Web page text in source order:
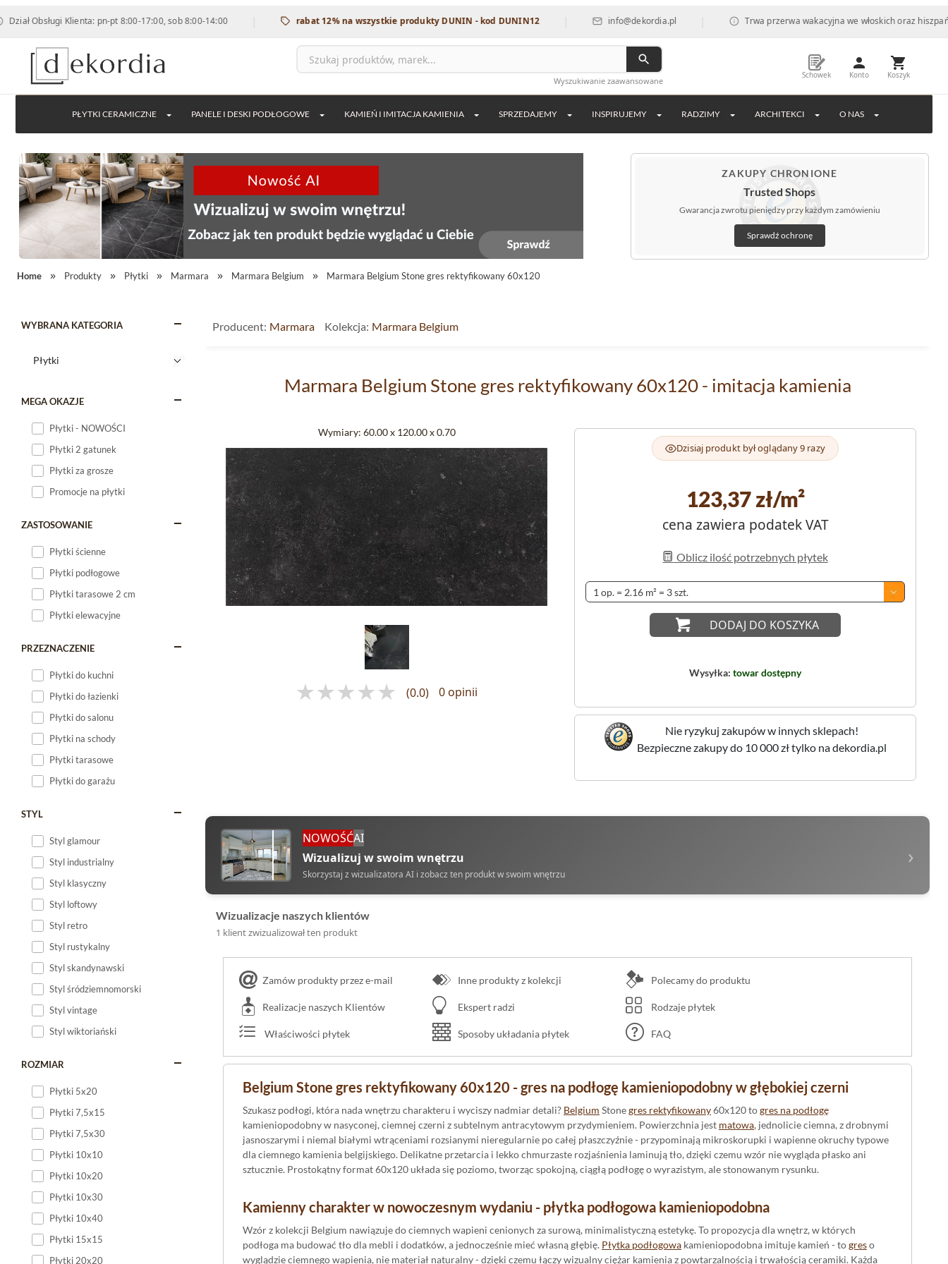
Klienta: pn-pt 8:00-17:00, sob 8:00-14:00 | rabat 12% na wszystkie produkty DUNIN - kod DUNIN12 | info@dekordia.pl | Trwa przerwa wakacyjna we włoskich oraz hiszpańskich
Wyszukiwanie zaawansowane
Schowek Konto Koszyk
PŁYTKI CERAMICZNE PANELE I DESKI PODŁOGOWE KAMIEŃ I IMITACJA KAMIENIA SPRZEDAJEMY INSPIRUJEMY RADZIMY ARCHITEKCI O NAS
ZAKUPY CHRONIONE
Trusted Shops
Gwarancja zwrotu pieniędzy przy każdym zamówieniu
Sprawdź ochronę
Home Produkty Płytki Marmara Marmara Belgium Marmara Belgium Stone gres rektyfikowany 60x120
WYBRANA KATEGORIA
MEGA OKAZJE
Płytki - NOWOŚCI
Płytki 2 gatunek
Płytki za grosze
Promocje na płytki
ZASTOSOWANIE
Płytki ścienne
Płytki podłogowe
Płytki tarasowe 2 cm
Płytki elewacyjne
PRZEZNACZENIE
Płytki do kuchni
Płytki do łazienki
Płytki do salonu
Płytki na schody
Płytki tarasowe
Płytki do garażu
STYL
Styl glamour
Styl industrialny
Styl klasyczny
Styl loftowy
Styl retro
Styl rustykalny
Styl skandynawski
Styl śródziemnomorski
Styl vintage
Styl wiktoriański
ROZMIAR
Płytki 5x20
Płytki 7,5x15
Płytki 7,5x30
Płytki 10x10
Płytki 10x20
Płytki 10x30
Płytki 10x40
Płytki 15x15
Płytki 20x20
Producent: Marmara Kolekcja: Marmara Belgium
Marmara Belgium Stone gres rektyfikowany 60x120 - imitacja kamienia
Wymiary: 60.00 x 120.00 x 0.70
(0.0) 0 opinii
Dzisiaj produkt był oglądany 9 razy
123,37zł/m²
cena zawiera podatek VAT
Oblicz ilość potrzebnych płytek
DODAJ DO KOSZYKA
Wysyłka: towar dostępny
Nie ryzykuj zakupów w innych sklepach!
Bezpieczne zakupy do 10 000 zł tylko na dekordia.pl
NOWOŚĆAI
Wizualizuj w swoim wnętrzu
Skorzystaj z wizualizatora AI i zobacz ten produkt w swoim wnętrzu
›
Wizualizacje naszych klientów
1 klient zwizualizował ten produkt
Zamów produkty przez e-mail Inne produkty z kolekcji Polecamy do produktu
Realizacje naszych Klientów Ekspert radzi Rodzaje płytek
Właściwości płytek Sposoby układania płytek FAQ
Belgium Stone gres rektyfikowany 60x120 - gres na podłogę kamieniopodobny w głębokiej czerni
Szukasz podłogi, która nada wnętrzu charakteru i wyciszy nadmiar detali? Belgium Stonegres rektyfikowany60x120 togres na podłogę
kamieniopodobny w nasyconej, ciemnej czerni z subtelnym antracytowym przydymieniem. Powierzchnia jest matowa, jednolicie ciemna, z drobnymi
jasnoszarymi i niemal białymi wtrąceniami rozsianymi nieregularnie po całej płaszczyźnie - przypominają mikroskorupki i wapienne okruchy typowe
dla ciemnego kamienia belgijskiego. Delikatne przetarcia i lekko chmurzaste rozjaśnienia laminują tło, dzięki czemu wzór nie wygląda płasko ani
sztucznie. Prostokątny format 60x120 układa się poziomo, tworząc spokojną, ciągłą podłogę o wyrazistym, ale stonowanym rysunku.
Kamienny charakter w nowoczesnym wydaniu - płytka podłogowa kamieniopodobna
Wzór z kolekcji Belgium nawiązuje do ciemnych wapieni cenionych za surową, minimalistyczną estetykę. To propozycja dla wnętrz, w których
podłoga ma budować tło dla mebli i dodatków, a jednocześnie mieć własną głębię. Płytka podłogowa kamieniopodobna imituje kamień - togreso
wyglądzie ciemnego wapienia, nie materiał naturalny - dzięki czemu łączy wizualny ciężar kamienia z powtarzalnością i trwałością ceramiki. Każda